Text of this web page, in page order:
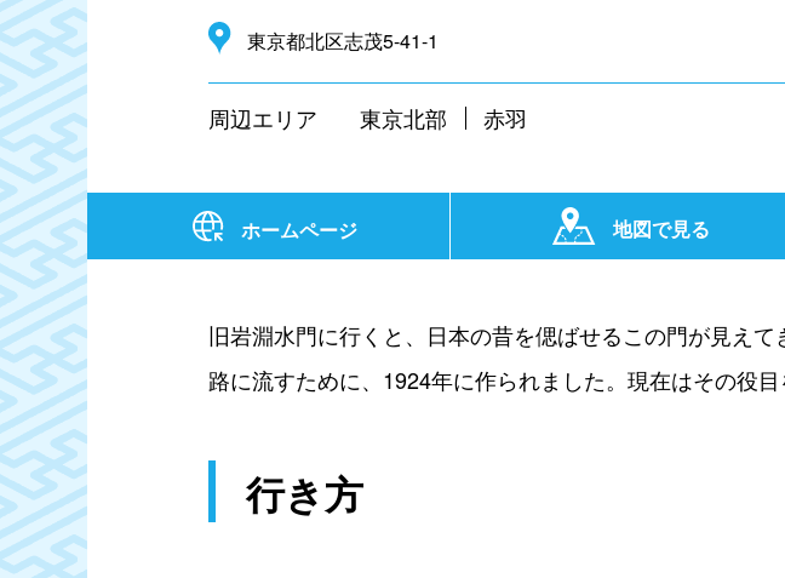
東京都北区志茂5-41-1
周辺エリア 東京北部 赤羽
ホームページ 地図で見る
旧岩淵水門に行くと、日本の昔を偲ばせるこの門が見え
路に流すために、1924年に作られました。現在はその役
行き方